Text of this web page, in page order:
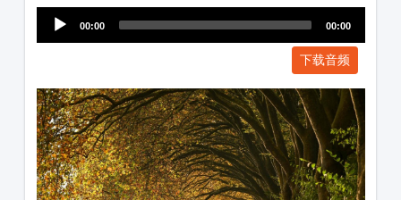
Player
00:00 00:00
下载音频